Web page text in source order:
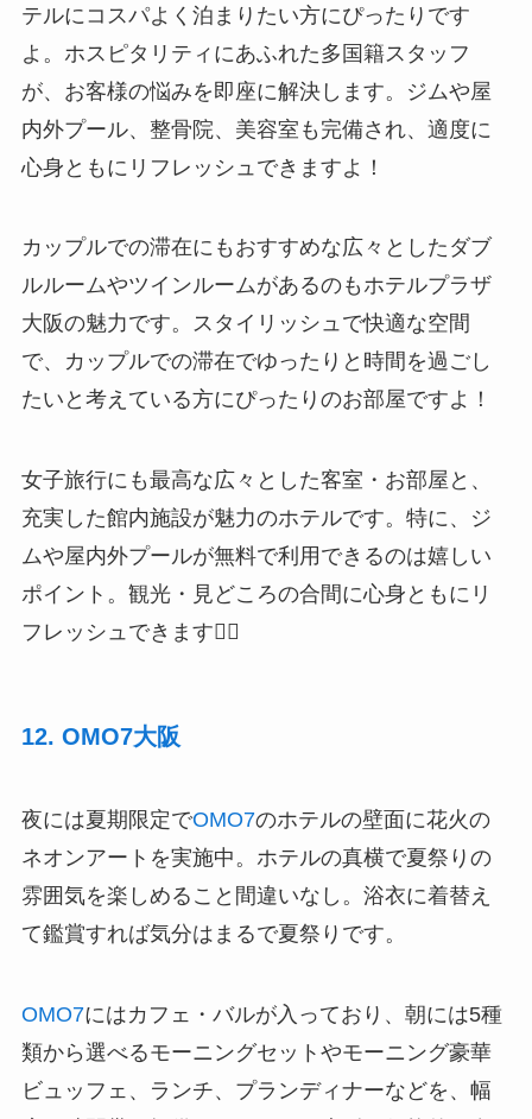
テルにコスパよく泊まりたい方にぴったりです
よ。ホスピタリティにあふれた多国籍スタッフ
が、お客様の悩みを即座に解決します。ジムや屋
内外プール、整骨院、美容室も完備され、適度に
心身ともにリフレッシュできますよ！
カップルでの滞在にもおすすめな広々としたダブ
ルルームやツインルームがあるのもホテルプラザ
大阪の魅力です。スタイリッシュで快適な空間
で、カップルでの滞在でゆったりと時間を過ごし
たいと考えている方にぴったりのお部屋ですよ！
女子旅行にも最高な広々とした客室・お部屋と、
充実した館内施設が魅力のホテルです。特に、ジ
ムや屋内外プールが無料で利用できるのは嬉しい
ポイント。観光・見どころの合間に心身ともにリ
フレッシュできます🏊‍♀️
12. OMO7大阪
夜には夏期限定でOMO7のホテルの壁面に花火の
ネオンアートを実施中。ホテルの真横で夏祭りの
雰囲気を楽しめること間違いなし。浴衣に着替え
て鑑賞すれば気分はまるで夏祭りです。
OMO7にはカフェ・バルが入っており、朝には5種
類から選べるモーニングセットやモーニング豪華
ビュッフェ、ランチ、プランディナーなどを、幅